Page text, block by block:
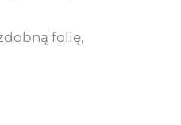
folię,